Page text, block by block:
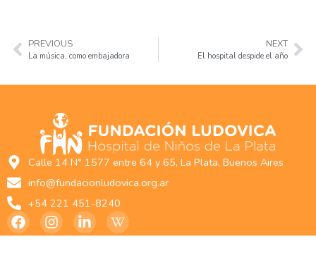
PREVIOUS
La música, como embajadora
NEXT
El hospital despide el año
Calle 14 N° 1577 entre 64 y 65, La Plata, Buenos Aires
info@fundacionludovica.org.ar
+54 221 451-8240